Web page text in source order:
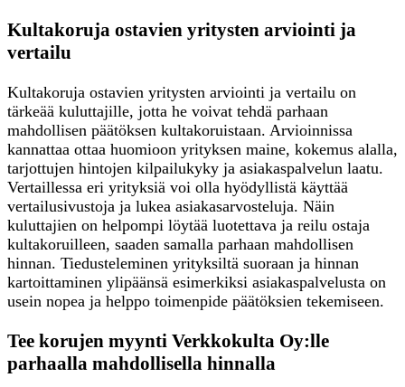
Kultakoruja ostavien yritysten arviointi ja
vertailu
Kultakoruja ostavien yritysten arviointi ja vertailu on
tärkeää kuluttajille, jotta he voivat tehdä parhaan
mahdollisen päätöksen kultakoruistaan. Arvioinnissa
kannattaa ottaa huomioon yrityksen maine, kokemus alalla,
tarjottujen hintojen kilpailukyky ja asiakaspalvelun laatu.
Vertaillessa eri yrityksiä voi olla hyödyllistä käyttää
vertailusivustoja ja lukea asiakasarvosteluja. Näin
kuluttajien on helpompi löytää luotettava ja reilu ostaja
kultakoruilleen, saaden samalla parhaan mahdollisen
hinnan. Tiedusteleminen yrityksiltä suoraan ja hinnan
kartoittaminen ylipäänsä esimerkiksi asiakaspalvelusta on
usein nopea ja helppo toimenpide päätöksien tekemiseen.
Tee korujen myynti Verkkokulta Oy:lle
parhaalla mahdollisella hinnalla